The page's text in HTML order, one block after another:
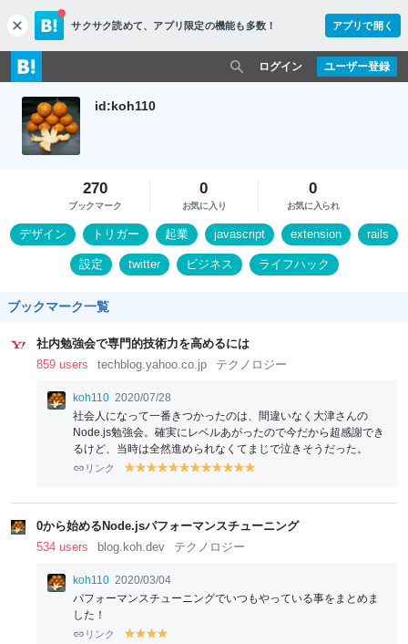
c
l
o
s
e
サクサク読めて、 アプリ限定の機能も多数！ アプリで開く
ユーザー登録
ログイン
id:koh110
270
ブックマーク
0
お気に入り
0
お気に入られ
デザイン トリガー 起業 javascript extension rails
設定 twitter ビジネス ライフハック
ブックマーク一覧
社内勉強会で専門的技術力を高めるには
859 users
techblog.yahoo.co.jp テクノロジー
koh110 2020/07/28
社会人になって一番きつかったのは、間違いなく大津さんの
Node.js勉強会。確実にレベルあがったので今だから超感謝でき
るけど、当時は全然進められなくてまじで泣きそうだった。
リンク
y
lo
y
lo
w
y
lo
w
y
lo
w
y
lo
w
y
lo
y
lo
w
y
lo
w
y
lo
w
y
lo
w
y
lo
w
lo
0から始めるNode.jsパフォーマンスチューニング
534 users
blog.koh.dev テクノロジー
koh110 2020/03/04
パフォーマンスチューニングでいつもやっている事をまとめま
した！
リンク
y y y